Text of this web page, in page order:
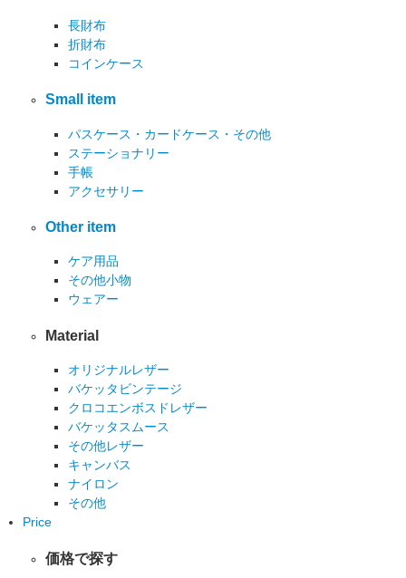
長財布
折財布
コインケース
Small item
パスケース・カードケース・その他
ステーショナリー
手帳
アクセサリー
Other item
ケア用品
その他小物
ウェアー
Material
オリジナルレザー
バケッタビンテージ
クロコエンボスドレザー
バケッタスムース
その他レザー
キャンバス
ナイロン
その他
Price
価格で探す